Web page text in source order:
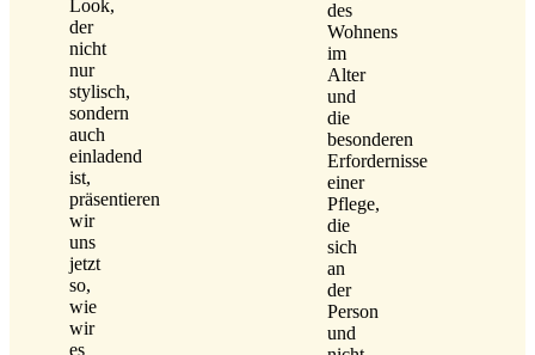
Look,
der
nicht
nur
stylisch,
sondern
auch
einladend
ist,
präsentieren
wir
uns
jetzt
so,
wie
wir
es
des
Wohnens
im
Alter
und
die
besonderen
Erfordernisse
einer
Pflege,
die
sich
an
der
Person
und